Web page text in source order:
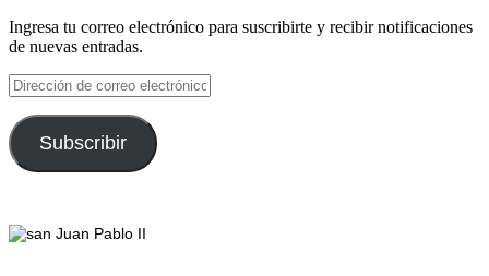
Ingresa tu correo electrónico para suscribirte y recibir notificaciones
de nuevas entradas.
Dirección
de
correo
electrónico
Subscribir